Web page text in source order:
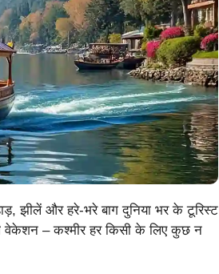
झीलें और हरे-भरे बाग दुनिया भर के टूरिस्ट
वेकेशन – कश्मीर हर किसी के लिए कुछ न